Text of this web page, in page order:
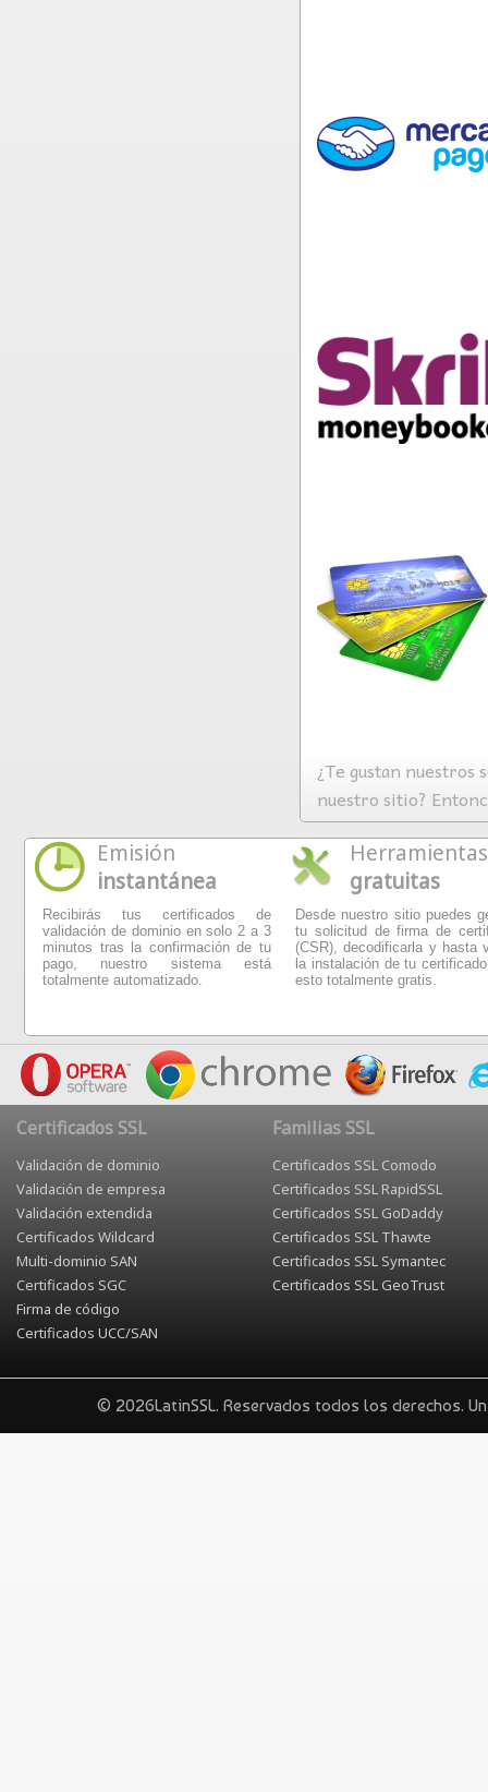
¿Te gustan nuestros
nuestro sitio?
Emisión
instantánea
Recibirás tus certificados de
validación de dominio en solo 2 a 3
minutos tras la confirmación de tu
pago, nuestro sistema está
totalmente automatizado.
Herramientas
gratuitas
Desde nuestro sitio puedes
tu solicitud de firma de
(CSR), decodificarla y hasta
la instalación de tu
esto totalmente gratis.
Certificados SSL
Validación de dominio
Validación de empresa
Validación extendida
Certificados Wildcard
Multi-dominio SAN
Certificados SGC
Firma de código
Certificados UCC/SAN
Familias SSL
Certificados SSL Comodo
Certificados SSL RapidSSL
Certificados SSL GoDaddy
Certificados SSL Thawte
Certificados SSL Symantec
Certificados SSL GeoTrust
© 2026LatinSSL. Reservados todos los derechos.